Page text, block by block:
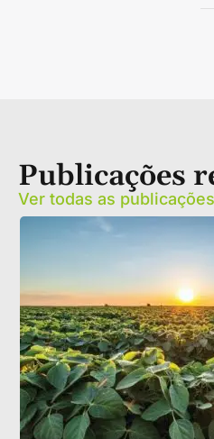
Publicações
Ver todas as